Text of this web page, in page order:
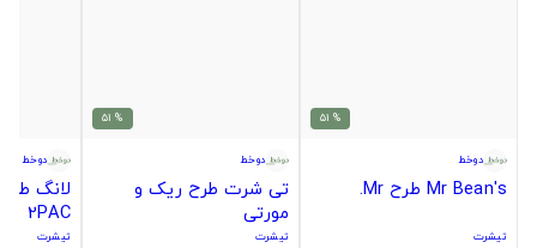
% 51
دوخط
Mr Bean's طرح Mr.
تیشرت
% 51
دوخط
تی شرت طرح ریک و
مورتی
تیشرت
دوخط
لانگ
2PAC
تیشرت